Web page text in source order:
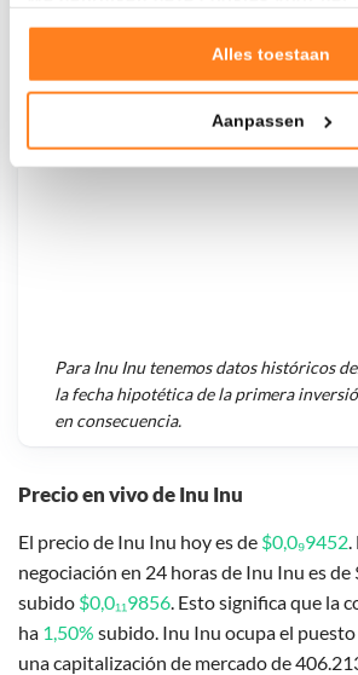
Goed laten functioneren van deze
Verzamelen van gebruiksstatistieken
Tonen en meten van relevante
Klik hieronder om ons toestemming te
Alles toestaan
Aanpassen
Precio en vivo de Inu Inu
El precio de Inu Inu hoy es de $0,0₉9452.
negociación en 24 horas de Inu Inu es de
subido $0,0₁₁9856. Esto significa que la
ha 1,50% subido. Inu Inu ocupa el
una capitalización de mercado de
Valor total
ParaInu Inutenemos datos históricos
la fecha hipotética de la primera
en consecuencia.